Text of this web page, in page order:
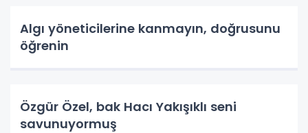
Algı yöneticilerine kanmayın, doğrusunu
öğrenin
Özgür Özel, bak Hacı Yakışıklı seni
savunuyormuş